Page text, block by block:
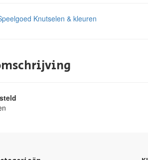
Knutselen & kleuren